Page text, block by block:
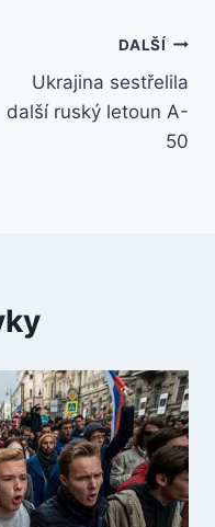
DALŠÍ
Ukrajina sestřelila
další ruský letoun A-
50